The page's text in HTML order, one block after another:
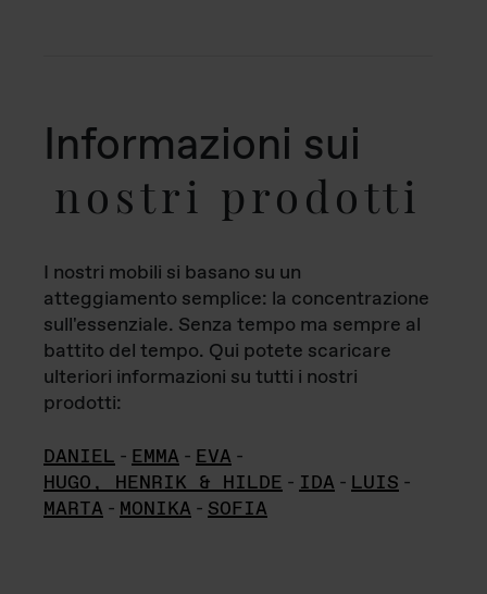
Informazioni sui
nostri prodotti
I nostri mobili si basano su un
atteggiamento semplice: la concentrazione
sull'essenziale. Senza tempo ma sempre al
battito del tempo. Qui potete scaricare
ulteriori informazioni su tutti i nostri
prodotti:
DANIEL - EMMA - EVA -
HUGO, HENRIK & HILDE - IDA - LUIS -
MARTA - MONIKA - SOFIA